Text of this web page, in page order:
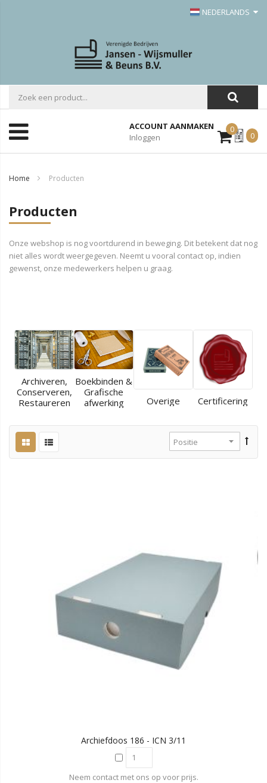
NEDERLANDS
ACCOUNT AANMAKEN
Inloggen
0Mijn
Offerte
0
Home Producten
Producten
Onze webshop is nog voortdurend in beweging. Dit betekent dat nog
niet alles wordt weergegeven. Neemt u vooral contact op, indien
gewenst, onze medewerkers helpen u graag.
Archiveren,
Conserveren,
Restaureren
Boekbinden &
Grafische
afwerking
Overige Certificering
Archiefdoos 186 - ICN 3/11
Neem contact met ons op voor prijs.